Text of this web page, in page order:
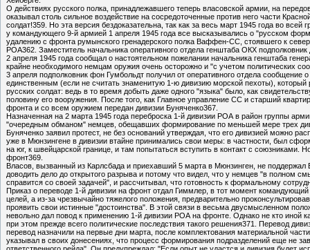
О действиях русского полка, принадлежавшего теперь власовской армии, на
оказывал столь сильное воздействие на сосредоточенные против него части
солдат!359. Но эта версия бездоказательна, так как за весь март 1945 года во
у командующего 9-й армией 1 апреля 1945 года все высказывались о "русском
удалению с фронта румынского гренадерского полка Ваффен-СС, стоявшего к
РОА362. Заместитель начальника оперативного отдела генштаба ОКХ
2 апреля 1945 года сообщал о настоятельном пожелании начальника генштаба
крайне необходимого немцам оружия очень осторожно и "с учетом политических
3 апреля подполковник фон Гумбольдт получил от оперативного отдела
единственным (если не считать знаменитую 1-ю дивизию морской пехоты),
русских солдат: ведь в то время добыть даже одного "языка" было, как
половину его вооружения. После того, как Главное управление СС и старший
фронта и со всем оружием передан дивизии Буняченко367.
Назначенная на 2 марта 1945 года переброска 1-й дивизии РОА в район группы
"очередным обманом" немцев, обещавших формирование по меньшей мере трех
Буняченко заявил протест, не без оснований утверждая, что его дивизией можно
уже в Мюнзингене в дивизии втайне принимались свои меры: в частности, был
на юг, к швейцарской границе, и там попытаться вступить в контакт с союзниками.
фронт369.
Власов, вызванный из Карлсбада и приехавший 5 марта в Мюнзинген, не
доводить дело до открытого разрыва и потому что видел, что у немцев "в полном
справится со своей задачей", и рассчитывал, что готовность к формальному
Приказ о переводе 1-й дивизии на фронт отдал Гиммлер, в тот момент
целей, а из-за чрезвычайно тяжелого положения, предварительно
проявить свои истинные "достоинства". В этой связи в весьма двусмысленном
невольно дал повод к применению 1-й дивизии РОА на фронте. Однако не кто иной
при этом прежде всего политические последствия такого решения371. Перевод
перевод назначили на первые дни марта, после комплектования материальной
указывал в своих донесениях, что процесс формирования подразделений еще не